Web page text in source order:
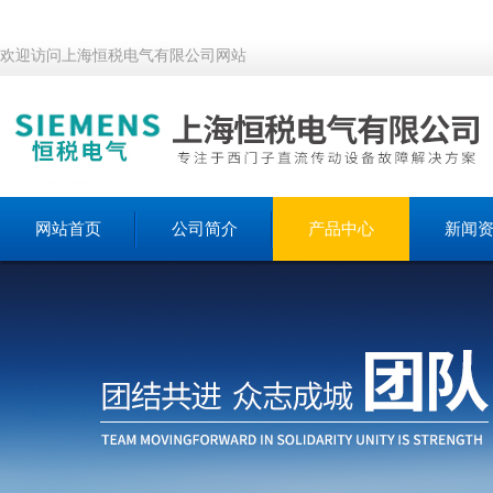
欢迎访问上海恒税电气有限公司网站
网站首页 公司简介 产品中心 新闻